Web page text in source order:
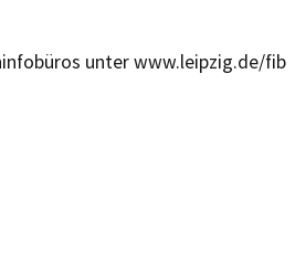
unter www.leipzig.de/fib